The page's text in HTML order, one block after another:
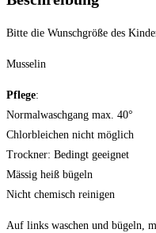
Bitte die Wunschgröße des
Musselin
Pflege:
Normalwaschgang max. 40°
Chlorbleichen nicht möglich
Trockner: Bedingt geeignet
Mässig heiß bügeln
Nicht chemisch reinigen
Auf links waschen und bügeln,